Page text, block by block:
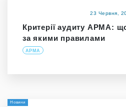
23 Червня,
Критерії аудиту АРМА:
за якими правилами
АРМА
Новини